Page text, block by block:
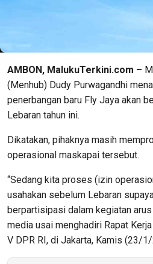
AMBON, MalukuTerkini.com –
(Menhub) Dudy Purwagandhi
penerbangan baru Fly Jaya akan
Lebaran tahun ini.
Dikatakan, pihaknya masih
operasional maskapai tersebut.
“Sedang kita proses (izin
usahakan sebelum Lebaran
berpartisipasi dalam kegiatan arus
media usai menghadiri Rapat
V DPR RI, di Jakarta, Kamis (23/